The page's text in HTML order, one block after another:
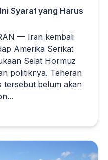
Syarat yang Harus
— Iran kembali
Amerika Serikat
Selat Hormuz
politiknya. Teheran
tersebut belum akan